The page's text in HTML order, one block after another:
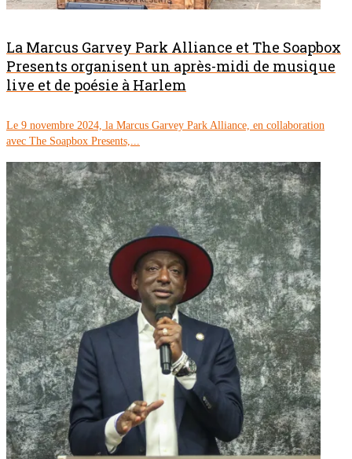
La Marcus Garvey Park Alliance et The Soapbox
Presents organisent un après-midi de musique
live et de poésie à Harlem
Le 9 novembre 2024, la Marcus Garvey Park Alliance, en collaboration
avec The Soapbox Presents,...